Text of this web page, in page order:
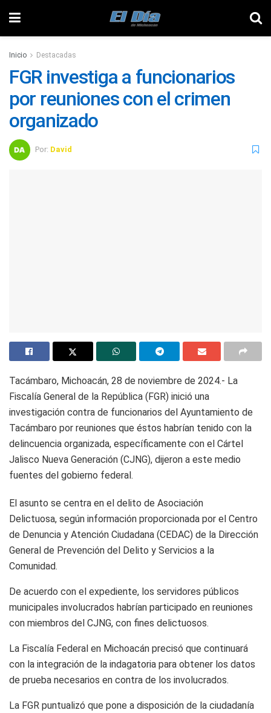
Inicio Destacadas
FGR investiga a funcionarios
por reuniones con el crimen
organizado
Por: David
Tacámbaro, Michoacán, 28 de noviembre de 2024.- La
Fiscalía General de la República (FGR) inició una
investigación contra de funcionarios del Ayuntamiento de
Tacámbaro por reuniones que éstos habrían tenido con la
delincuencia organizada, específicamente con el Cártel
Jalisco Nueva Generación (CJNG), dijeron a este medio
fuentes del gobierno federal.
El asunto se centra en el delito de Asociación
Delictuosa, según información proporcionada por el Centro
de Denuncia y Atención Ciudadana (CEDAC) de la Dirección
General de Prevención del Delito y Servicios a la
Comunidad.
De acuerdo con el expediente, los servidores públicos
municipales involucrados habrían participado en reuniones
con miembros del CJNG, con fines delictuosos.
La Fiscalía Federal en Michoacán precisó que continuará
con la integración de la indagatoria para obtener los datos
de prueba necesarios en contra de los involucrados.
La FGR puntualizó que pone a disposición de la ciudadanía